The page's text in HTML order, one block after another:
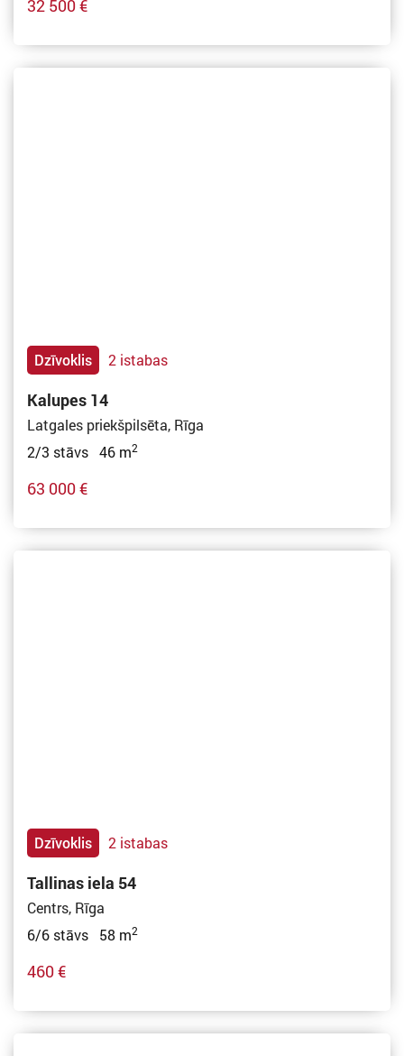
32 500 €
Dzīvoklis 2 istabas
Kalupes 14
Latgales priekšpilsēta, Rīga
2/3 stāvs 46 m2
63 000 €
Dzīvoklis 2 istabas
Tallinas iela 54
Centrs, Rīga
6/6 stāvs 58 m2
460 €